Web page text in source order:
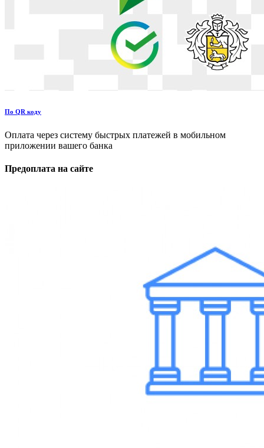
По QR коду
Оплата через систему быстрых платежей в мобильном
приложении вашего банка
Предоплата на сайте